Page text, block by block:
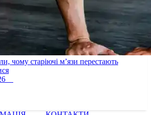
чому старіючі м’язи перестають